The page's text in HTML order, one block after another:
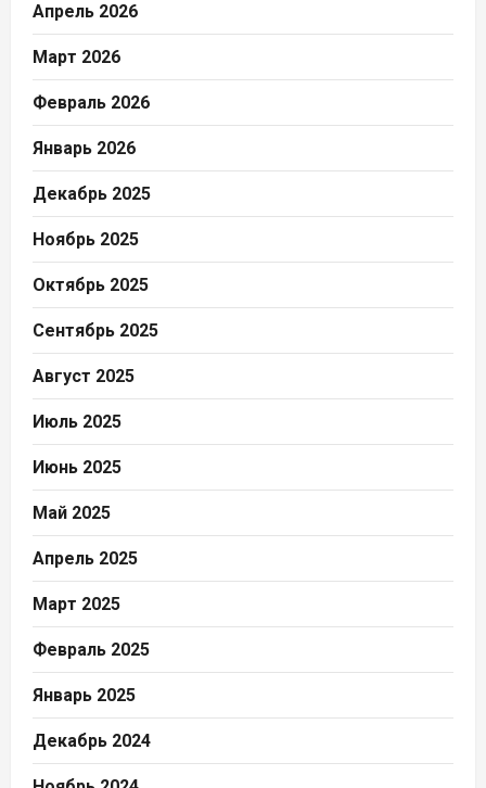
Апрель 2026
Март 2026
Февраль 2026
Январь 2026
Декабрь 2025
Ноябрь 2025
Октябрь 2025
Сентябрь 2025
Август 2025
Июль 2025
Июнь 2025
Май 2025
Апрель 2025
Март 2025
Февраль 2025
Январь 2025
Декабрь 2024